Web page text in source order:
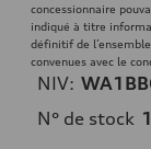
concessionnaire
indiqué à titre
définitif de
convenues avec le
NIV:
N° de stock